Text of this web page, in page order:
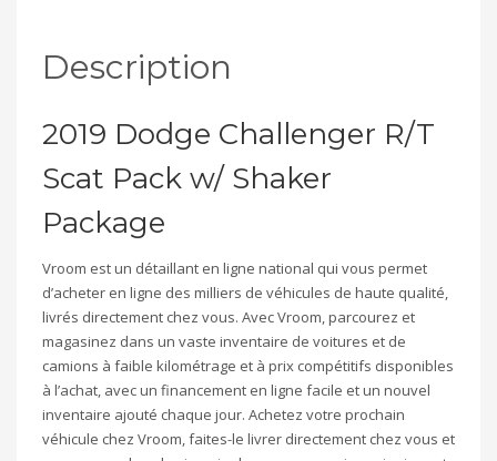
Description
2019 Dodge Challenger R/T
Scat Pack w/ Shaker
Package
Vroom est un détaillant en ligne national qui vous permet
d’acheter en ligne des milliers de véhicules de haute qualité,
livrés directement chez vous. Avec Vroom, parcourez et
magasinez dans un vaste inventaire de voitures et de
camions à faible kilométrage et à prix compétitifs disponibles
à l’achat, avec un financement en ligne facile et un nouvel
inventaire ajouté chaque jour. Achetez votre prochain
véhicule chez Vroom, faites-le livrer directement chez vous et